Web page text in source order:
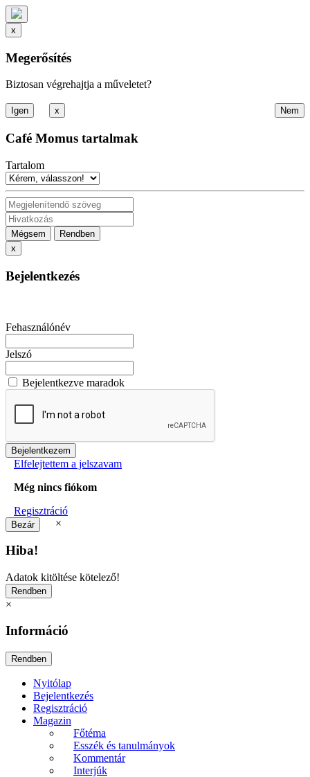
x
Megerősítés
Biztosan végrehajtja a műveletet?
x
Café Momus tartalmak
Tartalom
Mégsem
Rendben
x
Bejelentkezés
Fehasználónév
Jelszó
Bejelentkezve maradok
Elfelejtettem a jelszavam
Még nincs fiókom
Regisztráció
×
Hiba!
Adatok kitöltése kötelező!
×
Információ
Nyitólap
Bejelentkezés
Regisztráció
Magazin
Főtéma
Esszék és tanulmányok
Kommentár
Interjúk